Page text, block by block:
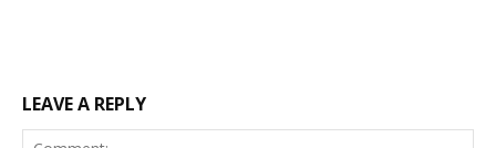
LEAVE A REPLY